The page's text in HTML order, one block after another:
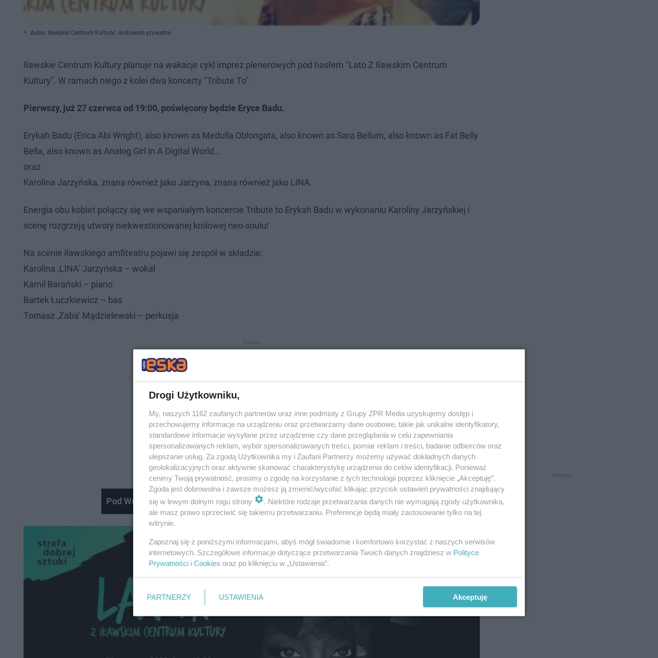
Autor: Iławskie Centrum Kultury/ Archiwum prywatne
Iławskie Centrum Kultury planuje na wakacje cykl imprez plenerowych pod hasłem "Lato Z Iławskim Centrum
Kultury". W ramach niego z kolei dwa koncerty "Tribute To".
Pierwszy, już 27 czerwca od 19:00, poświęcony będzie Eryce Badu.
Erykah Badu (Erica Abi Wright), also known as Medulla Oblongata, also known as Sara Bellum, also known as Fat Belly
Bella, also known as Analog Girl In A Digital World…
oraz
Karolina Jarzyńska, znana również jako Jarzyna, znana również jako LINA.
Energia obu kobiet połączy się we wspaniałym koncercie Tribute to Erykah Badu w wykonaniu Karoliny Jarzyńskiej i
scenę rozgrzeją utwory niekwestionowanej królowej neo-soulu!
Na scenie iławskiego amfiteatru pojawi się zespół w składzie:
Karolina ‚LINA’ Jarzyńska – wokal
Kamil Barański – piano
Bartek Łuczkiewicz – bas
Tomasz ‚Żaba’ Mądzielewski – perkusja
Pod Wrocławiem tworzyła się trąba powietrzna? Niebezpieczna pogoda!
Drogi Użytkowniku,
My, naszych 1162 zaufanych partnerów oraz inne podmioty z Grupy ZPR Media uzyskujemy dostęp i
przechowujemy informacje na urządzeniu oraz przetwarzamy dane osobowe, takie jak unikalne identyfikatory,
standardowe informacje wysyłane przez urządzenie czy dane przeglądania w celu zapewniania
spersonalizowanych reklam, wybór spersonalizowanych treści, pomiar reklam i treści, badanie odbiorców oraz
ulepszanie usług. Za zgodą Użytkownika my i Zaufani Partnerzy możemy używać dokładnych danych
geolokalizacyjnych oraz aktywnie skanować charakterystykę urządzenia do celów identyfikacji. Ponieważ
cenimy Twoją prywatność, prosimy o zgodę na korzystanie z tych technologii poprzez kliknięcie „Akceptuję”.
Zgoda jest dobrowolna i zawsze możesz ją zmienić/wycofać klikając przycisk ustawień prywatności znajdujący
się w lewym dolnym rogu strony
. Niektóre rodzaje przetwarzania danych nie wymagają zgody użytkownika,
ale masz prawo sprzeciwić się takiemu przetwarzaniu. Preferencje będą miały zastosowanie tylko na tej
witrynie.
Zapoznaj się z poniższymi informacjami, abyś mógł świadomie i komfortowo korzystać z naszych serwisów
internetowych. Szczegółowe informacje dotyczące przetwarzania Twoich danych znajdziesz w Polityce
Prywatności i Cookies oraz po kliknięciu w „Ustawienia”.
PARTNERZY USTAWIENIA Akceptuję